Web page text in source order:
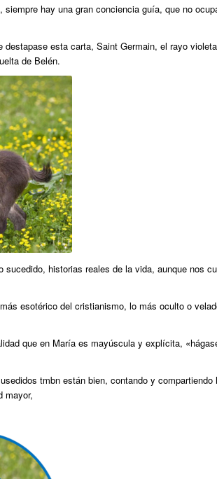
hay una gran conciencia guía, que no
destapase esta carta, Saint Germain, el rayo
de Belén.
historias reales de la vida, aunque nos
esotérico del cristianismo, lo más oculto o
que en María es mayúscula y explícita,
tmbn están bien, contando y compartiendo
mayor,